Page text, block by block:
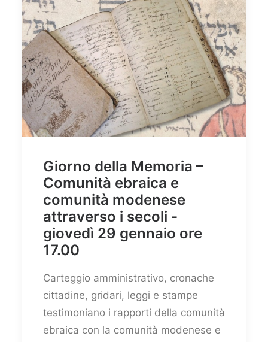
Giorno della Memoria –
Comunità ebraica e
comunità modenese
attraverso i secoli -
giovedì 29 gennaio ore
17.00
Carteggio amministrativo, cronache
cittadine, gridari, leggi e stampe
testimoniano i rapporti della comunità
ebraica con la comunità modenese e